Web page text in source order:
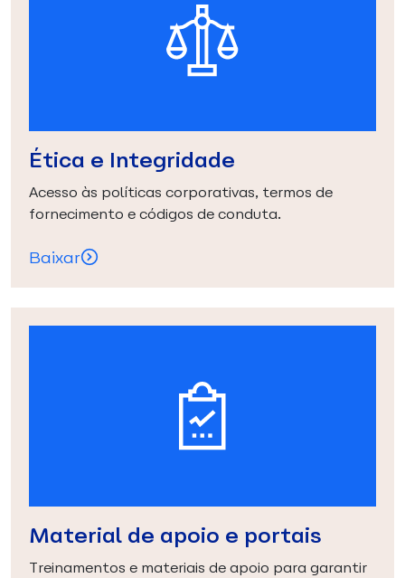
Ética e Integridade
Acesso às políticas corporativas, termos de
fornecimento e códigos de conduta.
Baixar
Material de apoio e portais
Treinamentos e materiais de apoio para garantir